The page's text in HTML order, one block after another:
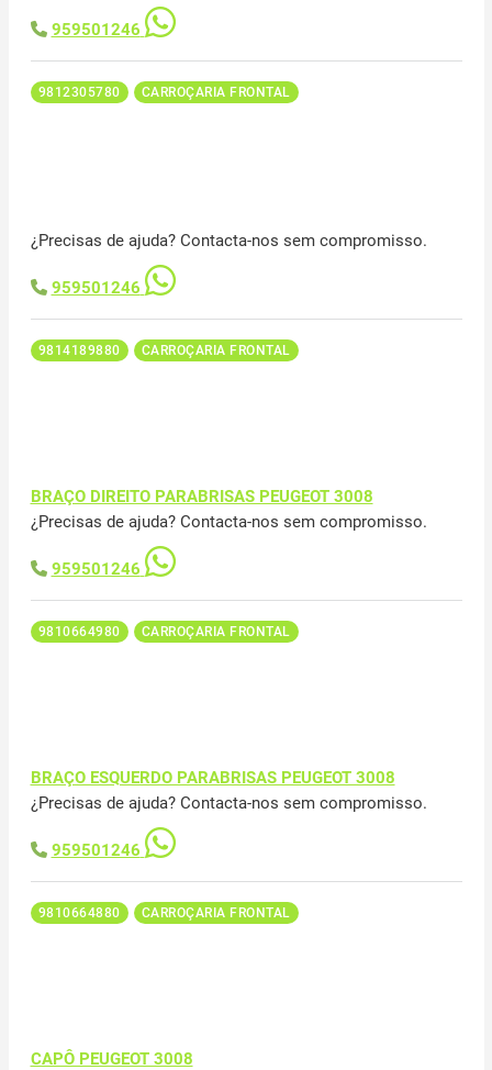
959501246
9812305780 CARROÇARIA FRONTAL
¿Precisas de ajuda? Contacta-nos sem compromisso.
959501246
9814189880 CARROÇARIA FRONTAL
BRAÇO DIREITO PARABRISAS PEUGEOT 3008
¿Precisas de ajuda? Contacta-nos sem compromisso.
959501246
9810664980 CARROÇARIA FRONTAL
BRAÇO ESQUERDO PARABRISAS PEUGEOT 3008
¿Precisas de ajuda? Contacta-nos sem compromisso.
959501246
9810664880 CARROÇARIA FRONTAL
CAPÔ PEUGEOT 3008